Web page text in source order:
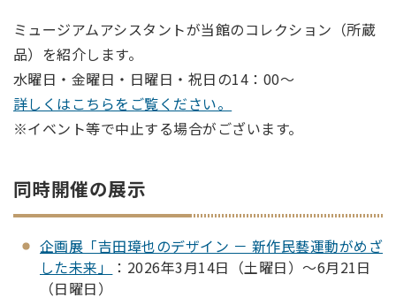
ミュージアムアシスタントが当館のコレクション（所蔵
品）を紹介します。
水曜日・金曜日・日曜日・祝日の14：00～
詳しくはこちらをご覧ください。
※イベント等で中止する場合がございます。
同時開催の展示
企画展「吉田璋也のデザイン － 新作民藝運動がめざ
した未来」
：2026年3月14日（土曜日）～6月21日
（日曜日）